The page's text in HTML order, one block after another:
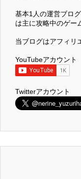
基本1人の運営ブロ
は主に攻略中のゲー
当ブログはアフィリ
YouTubeアカウント
Twitterアカウント